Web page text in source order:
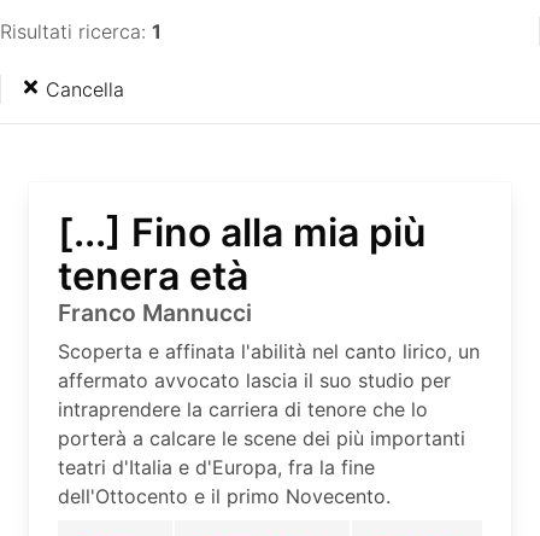
Risultati ricerca: 1
Cancella
[...] Fino alla mia più
tenera età
Franco Mannucci
Scoperta e affinata l'abilità nel canto lirico, un
affermato avvocato lascia il suo studio per
intraprendere la carriera di tenore che lo
porterà a calcare le scene dei più importanti
teatri d'Italia e d'Europa, fra la fine
dell'Ottocento e il primo Novecento.